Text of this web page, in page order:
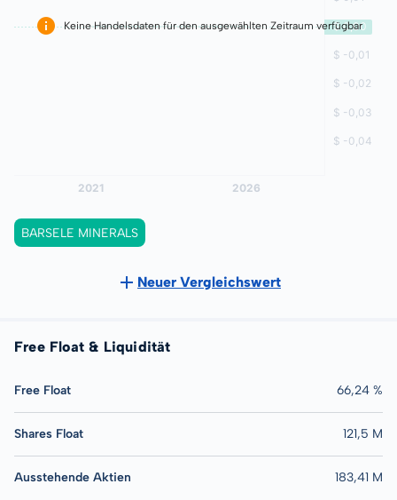
Keine Handelsdaten für den ausgewählten Zeitraum verfügbar
BARSELE MINERALS
Neuer Vergleichswert
Free Float & Liquidität
Free Float 66,24 %
Shares Float 121,5 M
Ausstehende Aktien 183,41 M